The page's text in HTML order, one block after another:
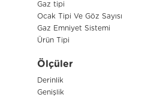
Gaz tipi
Ocak Tipi Ve Göz Sayısı
Gaz Emniyet Sistemi
Ürün Tipi
Ölçüler
Derinlik
Genişlik